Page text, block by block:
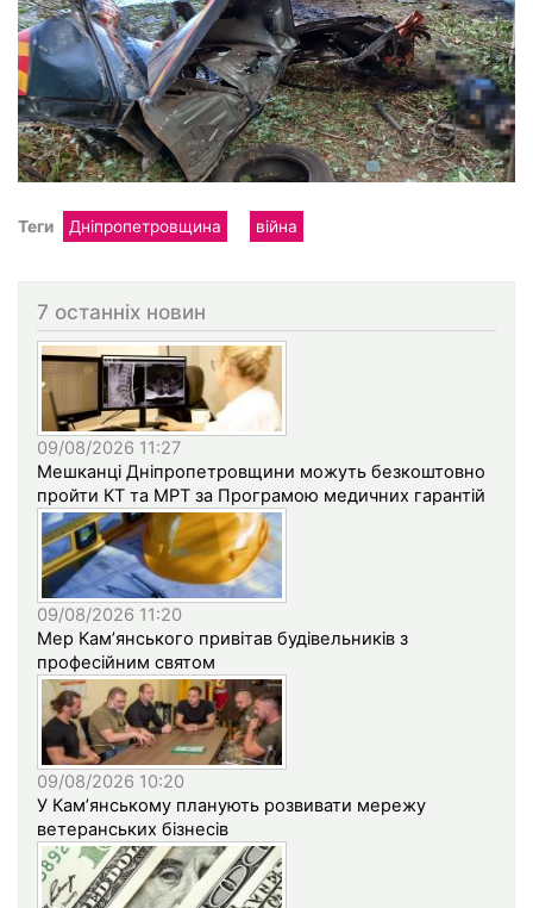
Теги Дніпропетровщина війна
7 останніх новин
09/08/2026 11:27
Мешканці Дніпропетровщини можуть безкоштовно
пройти КТ та МРТ за Програмою медичних гарантій
09/08/2026 11:20
Мер Кам’янського привітав будівельників з
професійним святом
09/08/2026 10:20
У Кам’янському планують розвивати мережу
ветеранських бізнесів